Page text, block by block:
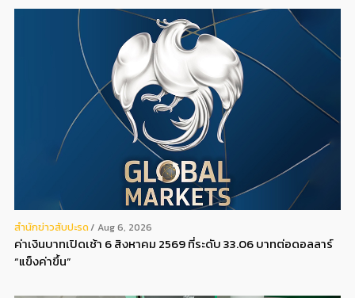
สํานักข่าวสับปะรด Aug 6, 2026
ค่าเงินบาทเปิดเช้า 6 สิงหาคม 2569 ที่ระดับ 33.06 บาทต่อดอลลาร์
“แข็งค่าขึ้น”